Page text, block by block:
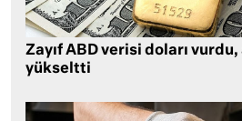
Zayıf ABD verisi doları vurdu,
yükseltti